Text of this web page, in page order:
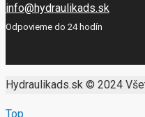
info@hydraulikads.sk
Odpovieme do 24 hodín
Hydraulikads.sk © 2024
Top